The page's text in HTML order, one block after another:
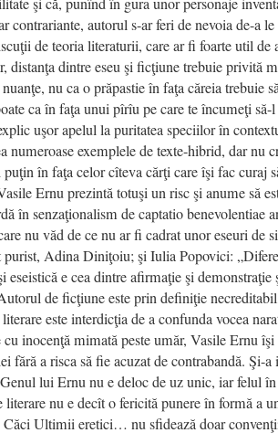
contrariante, autorul s-ar feri de nevoia de-a
de teoria literaturii, care ar fi foarte util de
distanţa dintre eseu şi ficţiune trebuie privită
nu ca o prăpastie în faţa căreia trebuie
ca în faţa unui pîrîu pe care te încumeţi
uşor apelul la puritatea speciilor în
numeroase exemplele de texte-hibrid, dar nu
în faţa celor cîteva cărţi care îşi fac curaj
Ernu prezintă totuşi un risc şi anume să
în senzaţionalism de captatio benevolentiae
nu văd de ce nu ar fi cadrat unor eseuri de
purist, Adina Diniţoiu; şi Iulia Popovici:
eseistică e cea dintre afirmaţie şi demonstraţie
de ficţiune este prin definiţie
este interdicţia de a confunda vocea
inocenţă mimată peste umăr, Vasile Ernu îşi
fără a risca să fie acuzat de contrabandă. Şi-
lui Ernu nu e deloc de uz unic, iar felul
literare nu e decît o fericită punere în formă a
Ultimii eretici… nu sfidează doar